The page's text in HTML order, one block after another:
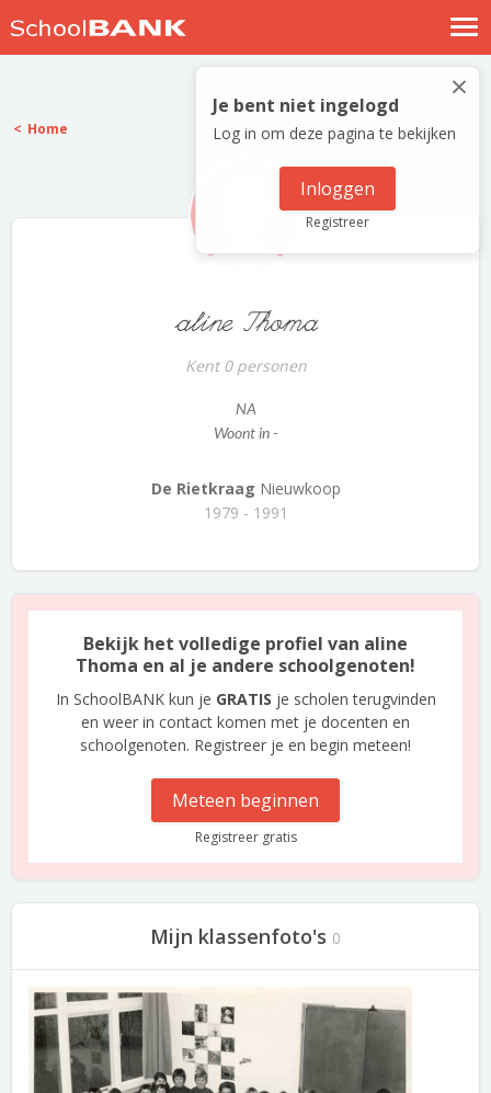
Nostalgische verhalen
Log in
Meld je gratis aan
×
Je bent niet ingelogd
Log in om deze pagina te bekijken
Inloggen
Registreer
Home
aline Thoma
Kent 0 personen
NA
Woont in -
De Rietkraag Nieuwkoop
1979 - 1991
Bekijk het volledige profiel van aline
Thoma en al je andere schoolgenoten!
In SchoolBANK kun je GRATIS je scholen terugvinden
en weer in contact komen met je docenten en
schoolgenoten. Registreer je en begin meteen!
Meteen beginnen
Registreer gratis
Mijn klassenfoto's 0